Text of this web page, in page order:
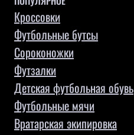
Кроссовки
Футбольные бутсы
Сороконожки
Футзалки
Детская футбольная обувь
Футбольные мячи
Вратарская экипировка